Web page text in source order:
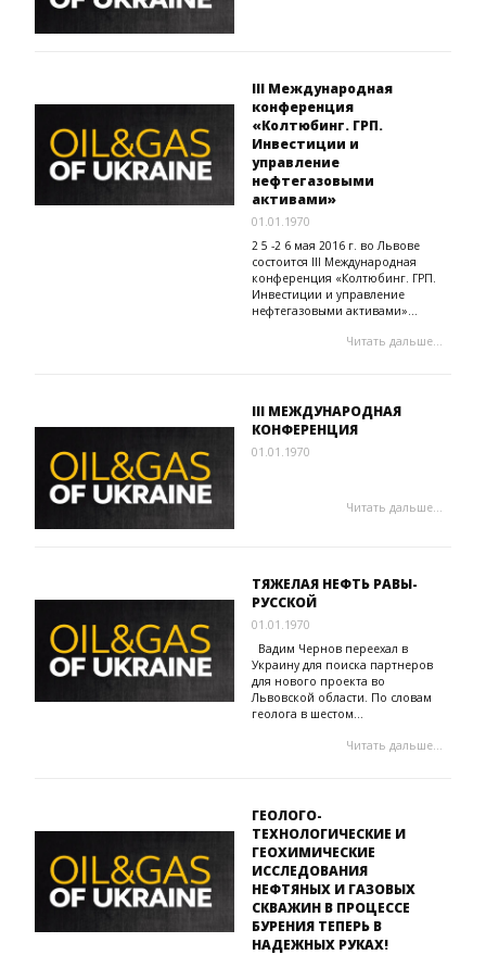
ІІI Международная
конференция
«Колтюбинг. ГРП.
Инвестиции и
управление
нефтегазовыми
активами»
01.01.1970
2 5 -2 6 мая 2016 г. во Львове
состоится ІІI Международная
конференция «Колтюбинг. ГРП.
Инвестиции и управление
нефтегазовыми активами»...
Читать дальше...
III МЕЖДУНАРОДНАЯ
КОНФЕРЕНЦИЯ
01.01.1970
Читать дальше...
ТЯЖЕЛАЯ НЕФТЬ РАВЫ-
РУССКОЙ
01.01.1970
Вадим Чернов переехал в
Украину для поиска партнеров
для нового проекта во
Львовской области. По словам
геолога в шестом...
Читать дальше...
ГЕОЛОГО-
ТЕХНОЛОГИЧЕСКИЕ И
ГЕОХИМИЧЕСКИЕ
ИССЛЕДОВАНИЯ
НЕФТЯНЫХ И ГАЗОВЫХ
СКВАЖИН В ПРОЦЕССЕ
БУРЕНИЯ ТЕПЕРЬ В
НАДЕЖНЫХ РУКАХ!